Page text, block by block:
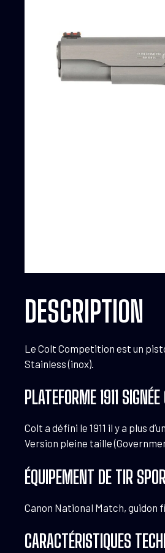
DESCRIPTION
Le Colt Competition est un
Stainless (inox).
PLATEFORME 1911
Colt a défini le 1911 il y a plus
Version pleine taille
ÉQUIPEMENT DE TIR
Canon National Match, guidon
CARACTÉRISTIQUES